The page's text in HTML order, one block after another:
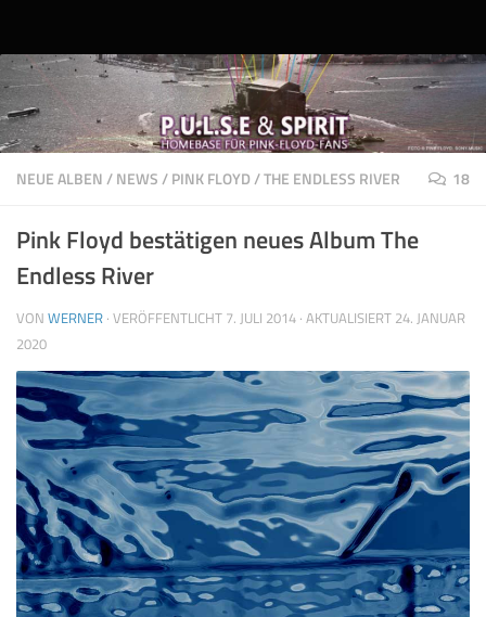
NEUE ALBEN/NEWS/PINK FLOYD/THE ENDLESS RIVER 18
Pink Floyd bestätigen neues Album The
Endless River
VON WERNER · VERÖFFENTLICHT 7. JULI 2014 · AKTUALISIERT 24. JANUAR
2020